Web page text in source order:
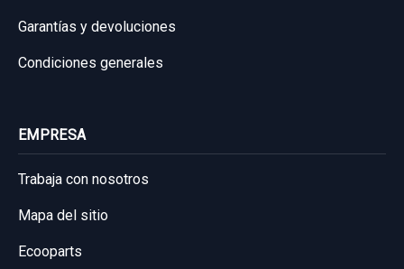
Garantías y devoluciones
Condiciones generales
EMPRESA
Trabaja con nosotros
Mapa del sitio
Ecooparts